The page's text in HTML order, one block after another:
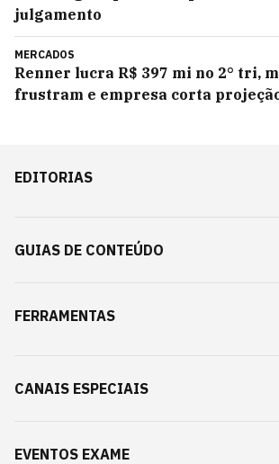
julgamento
MERCADOS
Renner lucra R$ 397 mi no 2° tri,
frustram e empresa corta
EDITORIAS
GUIAS DE CONTEÚDO
FERRAMENTAS
CANAIS ESPECIAIS
EVENTOS EXAME